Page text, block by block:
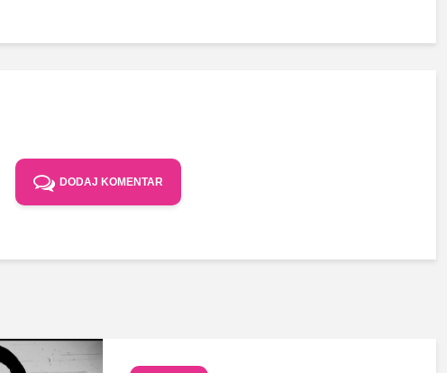
DODAJ KOMENTAR